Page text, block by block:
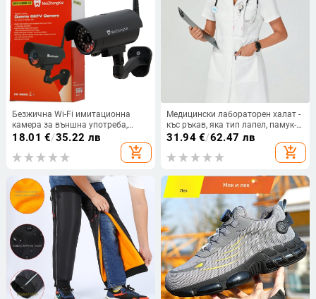
Безжична Wi-Fi имитационна
камера за външна употреба,
модел VJ008, марка MZK
18.01 €/35.22 лв
add_shopping_cart
Медицински лабораторен халат -
къс ръкав, яка тип лапел, памук-
полиестер плат, влагоотводящ
31.94€/62.47 лв
add_shopping_cart